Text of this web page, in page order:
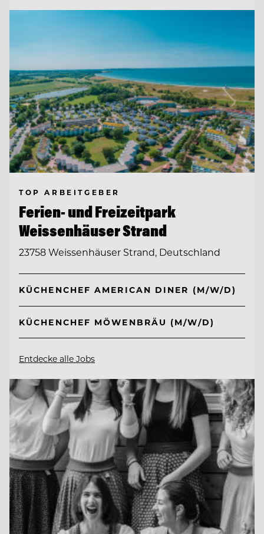
TOP ARBEITGEBER
Ferien- und Freizeitpark
Weissenhäuser Strand
23758 Weissenhäuser Strand, Deutschland
KÜCHENCHEF AMERICAN DINER (M/W/D)
KÜCHENCHEF MÖWENBRÄU (M/W/D)
Entdecke alle Jobs